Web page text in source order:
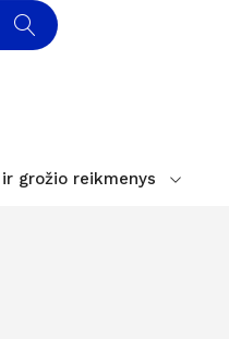
ir grožio reikmenys